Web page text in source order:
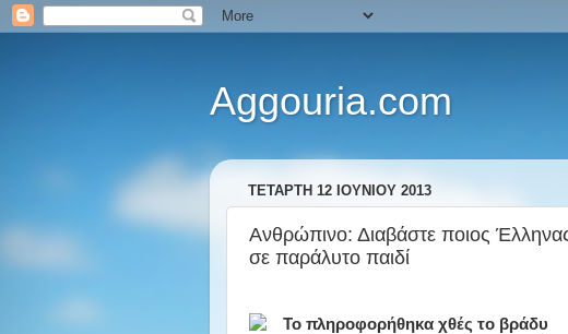
Aggouria.com
ΤΕΤΆΡΤΗ 12 ΙΟΥΝΊΟΥ 2013
Ανθρώπινο: Διαβάστε ποιος
σε παράλυτο παιδί
Το πληροφορήθηκα χθές το βράδυ